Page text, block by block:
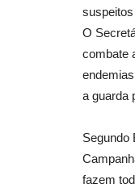
O
combate
a guarda
Segundo
fazem